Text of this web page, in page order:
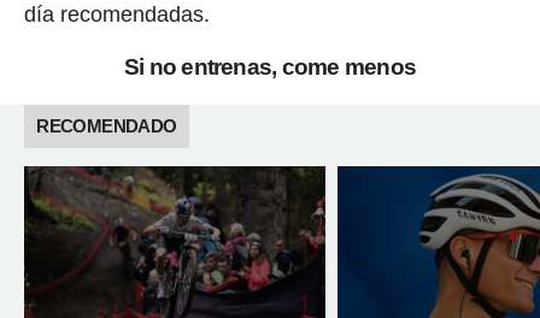
día recomendadas.
Si no entrenas, come menos
RECOMENDADO